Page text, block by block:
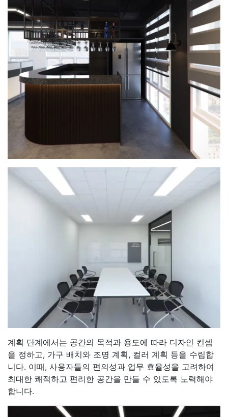
계획 단계에서는 공간의 목적과 용도에 따라 디자인 컨셉
을 정하고, 가구 배치와 조명 계획, 컬러 계획 등을 수립합
니다. 이때, 사용자들의 편의성과 업무 효율성을 고려하여
최대한 쾌적하고 편리한 공간을 만들 수 있도록 노력해야
합니다.